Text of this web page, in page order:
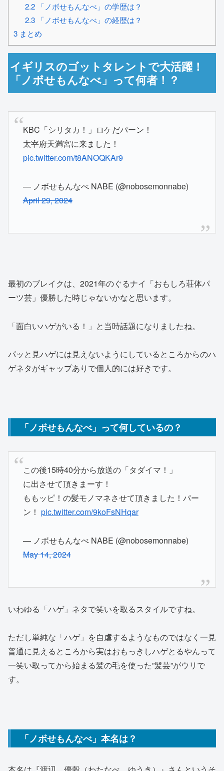
2.2「ノボせもんなべ」の学歴は？
2.3「ノボせもんなべ」の経歴は？
3 まとめ
イギリスのゴットタレントで大活躍！
「ノボせもんなべ」って何者！？
KBC「シリタカ！」ロケだパーン！
太宰府天満宮に来ました！
pic.twitter.com/t8ANOQKAr9
— ノボせもんなべ NABE (@nobosemonnabe)
April 29, 2024
最初のブレイクは、2021年のぐるナイ「おもしろ荘体パ
ーツ芸」優勝した時じゃないかなと思います。
「面白いハゲがいる！」と当時話題になりましたね。
パッと見ハゲには見えないようにしているところからのハ
ゲネタがギャップありで個人的には好きです。
「ノボせもんなべ」って何しているの？
この後15時40分から放送の「タダイマ！」
に出させて頂きまーす！
ももッピ！の髪モノマネさせて頂きました！パー
ン！ pic.twitter.com/9koFsNHqar
— ノボせもんなべ NABE (@nobosemonnabe)
May 14, 2024
いわゆる「ハゲ」ネタで笑いを取るスタイルですね。
ただし単純な「ハゲ」を自虐するようなものではなく一見
普通に見えるところから実はおもっきしハゲとるやんって
一笑い取ってから始まる髪の毛を使った”髪芸”がウリで
す。
「ノボせもんなべ」本名は？